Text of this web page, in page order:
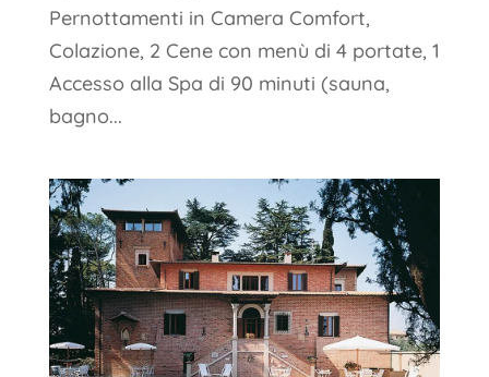
Pernottamenti in Camera Comfort,
Colazione, 2 Cene con menù di 4 portate, 1
Accesso alla Spa di 90 minuti (sauna,
bagno...